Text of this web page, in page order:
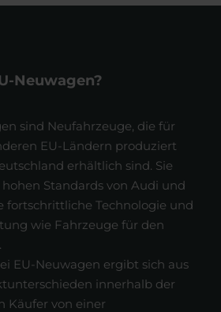
Neuwagen?
sind Neufahrzeuge, die für
EU-Ländern produziert
erhältlich sind. Sie
Standards von Audi und
fortschrittliche Technologie und
wie Fahrzeuge für den
EU-Neuwagen ergibt sich aus
innerhalb der
Käufer von einer